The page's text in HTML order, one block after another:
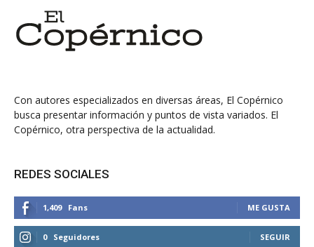
Con autores especializados en diversas áreas, El Copérnico
busca presentar información y puntos de vista variados. El
Copérnico, otra perspectiva de la actualidad.
REDES SOCIALES
1,409 Fans ME GUSTA
0 Seguidores SEGUIR